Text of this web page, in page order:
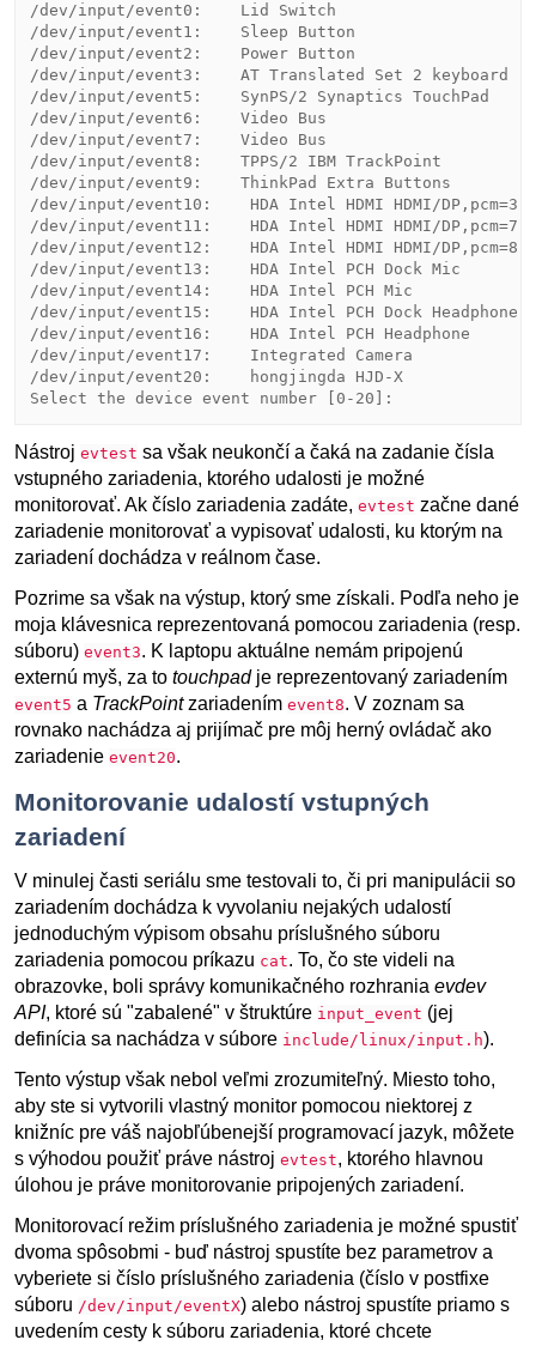
/dev/input/event0:    Lid Switch
/dev/input/event1:    Sleep Button
/dev/input/event2:    Power Button
/dev/input/event3:    AT Translated Set 2 keyboard
/dev/input/event5:    SynPS/2 Synaptics TouchPad
/dev/input/event6:    Video Bus
/dev/input/event7:    Video Bus
/dev/input/event8:    TPPS/2 IBM TrackPoint
/dev/input/event9:    ThinkPad Extra Buttons
/dev/input/event10:    HDA Intel HDMI HDMI/DP,pcm=3
/dev/input/event11:    HDA Intel HDMI HDMI/DP,pcm=7
/dev/input/event12:    HDA Intel HDMI HDMI/DP,pcm=8
/dev/input/event13:    HDA Intel PCH Dock Mic
/dev/input/event14:    HDA Intel PCH Mic
/dev/input/event15:    HDA Intel PCH Dock Headphone
/dev/input/event16:    HDA Intel PCH Headphone
/dev/input/event17:    Integrated Camera
/dev/input/event20:    hongjingda HJD-X
Nástroj evtest sa však neukončí a čaká na zadanie čísla
vstupného zariadenia, ktorého udalosti je možné
monitorovať. Ak číslo zariadenia zadáte, evtest začne dané
zariadenie monitorovať a vypisovať udalosti, ku ktorým na
zariadení dochádza v reálnom čase.
Pozrime sa však na výstup, ktorý sme získali. Podľa neho je
moja klávesnica reprezentovaná pomocou zariadenia (resp.
súboru) event3. K laptopu aktuálne nemám pripojenú
externú myš, za to touchpadje reprezentovaný zariadením
event5 a TrackPointzariadením event8. V zoznam sa
rovnako nachádza aj prijímač pre môj herný ovládač ako
zariadenie event20.
Monitorovanie udalostí vstupných
zariadení
V minulej časti seriálu sme testovali to, či pri manipulácii so
zariadením dochádza k vyvolaniu nejakých udalostí
jednoduchým výpisom obsahu príslušného súboru
zariadenia pomocou príkazu cat. To, čo ste videli na
obrazovke, boli správy komunikačného rozhrania evdev
API, ktoré sú "zabalené" v štruktúre input_event (jej
definícia sa nachádza v súbore include/linux/input.h).
Tento výstup však nebol veľmi zrozumiteľný. Miesto toho,
aby ste si vytvorili vlastný monitor pomocou niektorej z
knižníc pre váš najobľúbenejší programovací jazyk, môžete
s výhodou použiť práve nástroj evtest, ktorého hlavnou
úlohou je práve monitorovanie pripojených zariadení.
Monitorovací režim príslušného zariadenia je možné spustiť
dvoma spôsobmi - buď nástroj spustíte bez parametrov a
vyberiete si číslo príslušného zariadenia (číslo v postfixe
súboru /dev/input/eventX) alebo nástroj spustíte priamo s
uvedením cesty k súboru zariadenia, ktoré chcete